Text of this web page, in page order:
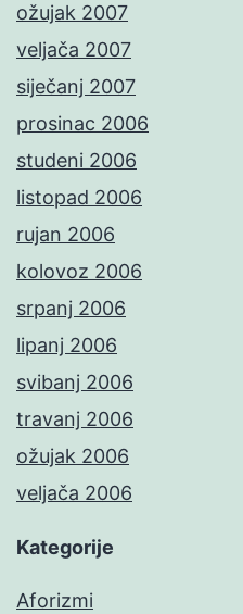
ožujak 2007
veljača 2007
siječanj 2007
prosinac 2006
studeni 2006
listopad 2006
rujan 2006
kolovoz 2006
srpanj 2006
lipanj 2006
svibanj 2006
travanj 2006
ožujak 2006
veljača 2006
Kategorije
Aforizmi